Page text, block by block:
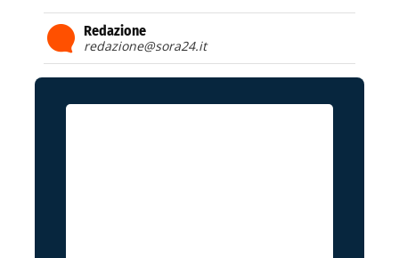
Redazione
redazione@sora24.it